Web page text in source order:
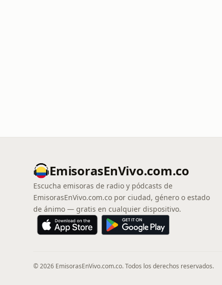
EmisorasEnVivo.com.co
Escucha emisoras de radio y pódcasts de
EmisorasEnVivo.com.co por ciudad, género o estado
de ánimo — gratis en cualquier dispositivo.
© 2026 EmisorasEnVivo.com.co. Todos los derechos reservados.